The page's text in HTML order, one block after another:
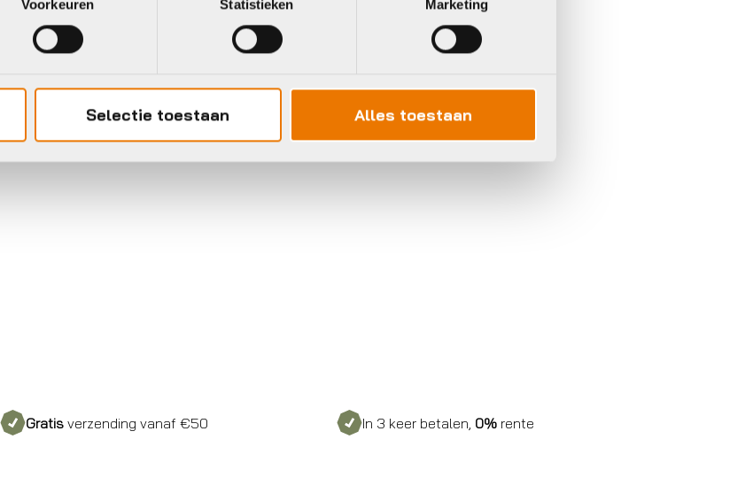
Voorkeuren Statistieken Marketing
Selectie toestaan Alles toestaan
Gratis verzending vanaf €50 In 3 keer betalen, 0% rente